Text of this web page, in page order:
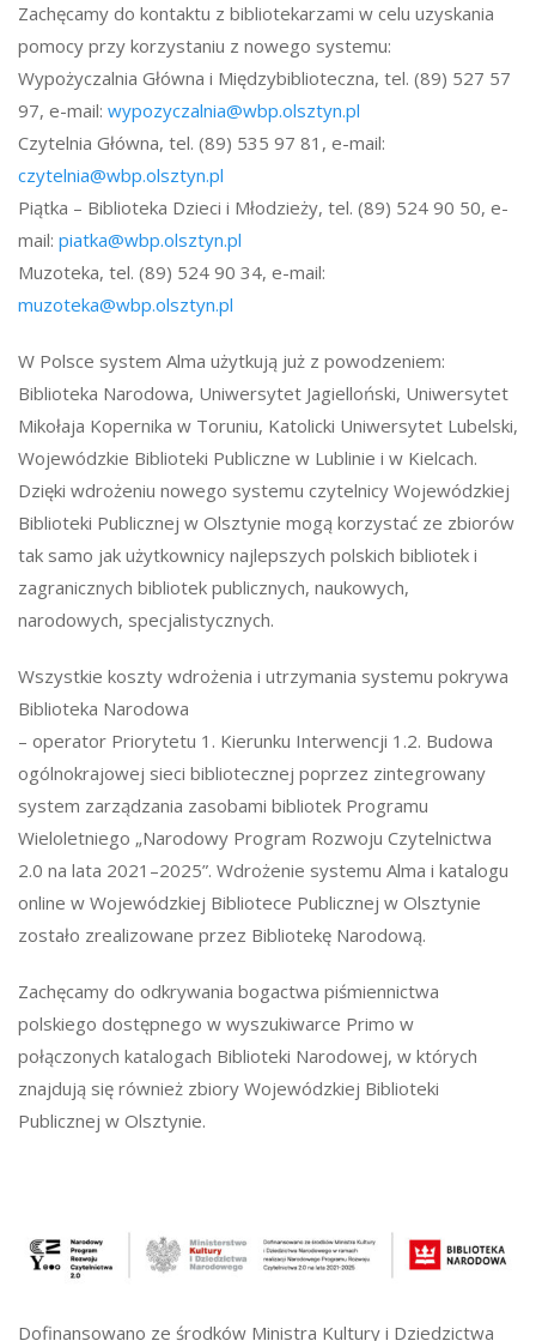
Zachęcamy do kontaktu z bibliotekarzami w celu uzyskania
pomocy przy korzystaniu z nowego systemu:
Wypożyczalnia Główna i Międzybiblioteczna, tel. (89) 527 57
97, e-mail: wypozyczalnia@wbp.olsztyn.pl
Czytelnia Główna, tel. (89) 535 97 81, e-mail:
czytelnia@wbp.olsztyn.pl
Piątka – Biblioteka Dzieci i Młodzieży, tel. (89) 524 90 50, e-
mail: piatka@wbp.olsztyn.pl
Muzoteka, tel. (89) 524 90 34, e-mail:
muzoteka@wbp.olsztyn.pl
W Polsce system Alma użytkują już z powodzeniem:
Biblioteka Narodowa, Uniwersytet Jagielloński, Uniwersytet
Mikołaja Kopernika w Toruniu, Katolicki Uniwersytet Lubelski,
Wojewódzkie Biblioteki Publiczne w Lublinie i w Kielcach.
Dzięki wdrożeniu nowego systemu czytelnicy Wojewódzkiej
Biblioteki Publicznej w Olsztynie mogą korzystać ze zbiorów
tak samo jak użytkownicy najlepszych polskich bibliotek i
zagranicznych bibliotek publicznych, naukowych,
narodowych, specjalistycznych.
Wszystkie koszty wdrożenia i utrzymania systemu pokrywa
Biblioteka Narodowa
– operator Priorytetu 1. Kierunku Interwencji 1.2. Budowa
ogólnokrajowej sieci bibliotecznej poprzez zintegrowany
system zarządzania zasobami bibliotek Programu
Wieloletniego „Narodowy Program Rozwoju Czytelnictwa
2.0 na lata 2021–2025”. Wdrożenie systemu Alma i katalogu
online w Wojewódzkiej Bibliotece Publicznej w Olsztynie
zostało zrealizowane przez Bibliotekę Narodową.
Zachęcamy do odkrywania bogactwa piśmiennictwa
polskiego dostępnego w wyszukiwarce Primo w
połączonych katalogach Biblioteki Narodowej, w których
znajdują się również zbiory Wojewódzkiej Biblioteki
Publicznej w Olsztynie.
Dofinansowano ze środków Ministra Kultury i Dziedzictwa